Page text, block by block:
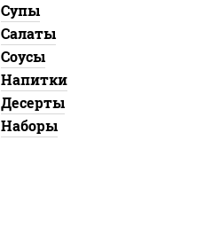
Супы
Салаты
Соусы
Напитки
Десерты
Наборы